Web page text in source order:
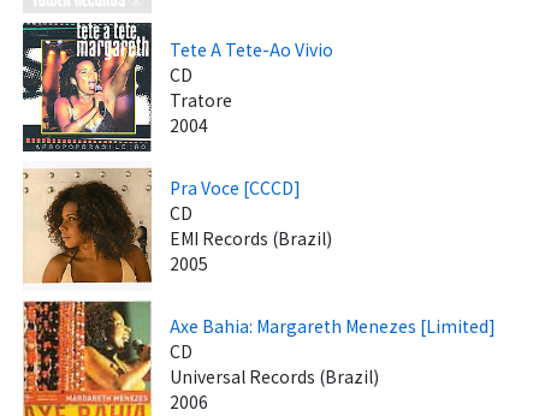
Tete A Tete-Ao Vivio
CD
Tratore
2004
Pra Voce [CCCD]
CD
EMI Records (Brazil)
2005
Axe Bahia: Margareth Menezes [Limited]
CD
Universal Records (Brazil)
2006